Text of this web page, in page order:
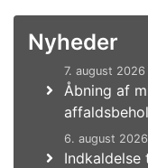
Nyheder
7. august 2026
Åbning af
6. august